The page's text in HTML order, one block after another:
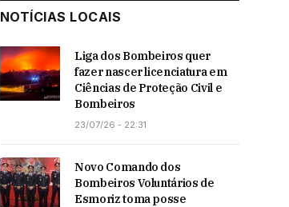
NOTÍCIAS LOCAIS
Liga dos Bombeiros quer
fazer nascer licenciatura em
Ciências de Proteção Civil e
Bombeiros
23/07/26 - 22:31
Novo Comando dos
Bombeiros Voluntários de
Esmoriz toma posse